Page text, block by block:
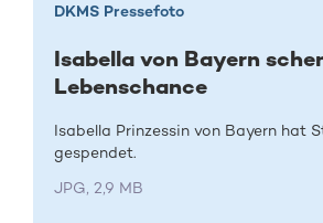
DKMS Pressefoto
Isabella von Bayern
Lebenschance
Isabella Prinzessin von Bayern hat
gespendet.
JPG, 2,9 MB